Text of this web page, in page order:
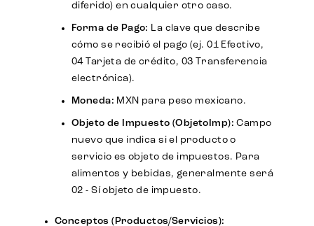
diferido) en cualquier otro caso.
Forma de Pago: La clave que describe
cómo se recibió el pago (ej. 01 Efectivo,
04 Tarjeta de crédito, 03 Transferencia
electrónica).
Moneda: MXN para peso mexicano.
Objeto de Impuesto (ObjetoImp): Campo
nuevo que indica si el producto o
servicio es objeto de impuestos. Para
alimentos y bebidas, generalmente será
02 - Sí objeto de impuesto.
Conceptos (Productos/Servicios):